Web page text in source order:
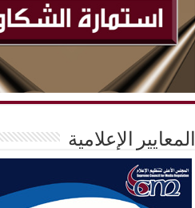
المعايير الإعلامية